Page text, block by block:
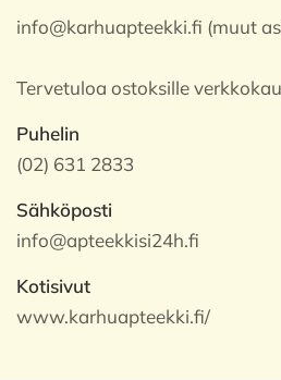
info@karhuapteekki.fi (muut
Tervetuloa ostoksille
Puhelin
(02) 631 2833
Sähköposti
info@apteekkisi24h.fi
Kotisivut
www.karhuapteekki.fi/